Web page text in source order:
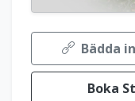
Bädda
Boka